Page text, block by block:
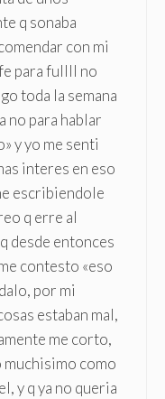
q sonaba
con mi
para fullll no
toda la semana
no para hablar
y yo me senti
interes en eso
escribiendole
q erre al
desde entonces
contesto «eso
por mi
estaban mal,
me corto,
como
y q ya no queria